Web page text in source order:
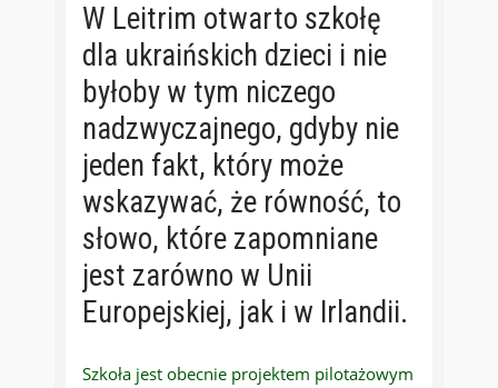
W Leitrim otwarto szkołę
dla ukraińskich dzieci i nie
byłoby w tym niczego
nadzwyczajnego, gdyby nie
jeden fakt, który może
wskazywać, że równość, to
słowo, które zapomniane
jest zarówno w Unii
Europejskiej, jak i w Irlandii.
Szkoła jest obecnie projektem pilotażowym